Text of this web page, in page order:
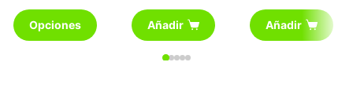
hasta
€23,80
Opciones
Este
producto
Añadir Añadir